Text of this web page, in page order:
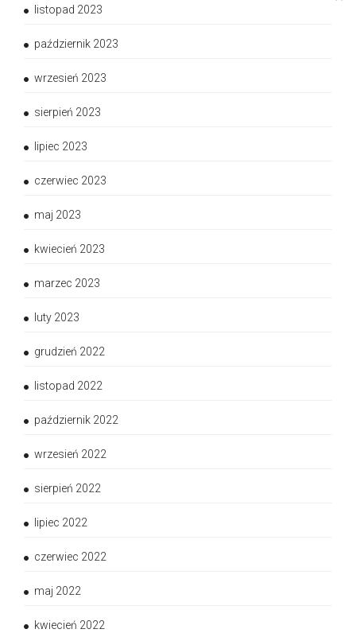
listopad 2023
październik 2023
wrzesień 2023
sierpień 2023
lipiec 2023
czerwiec 2023
maj 2023
kwiecień 2023
marzec 2023
luty 2023
grudzień 2022
listopad 2022
październik 2022
wrzesień 2022
sierpień 2022
lipiec 2022
czerwiec 2022
maj 2022
kwiecień 2022